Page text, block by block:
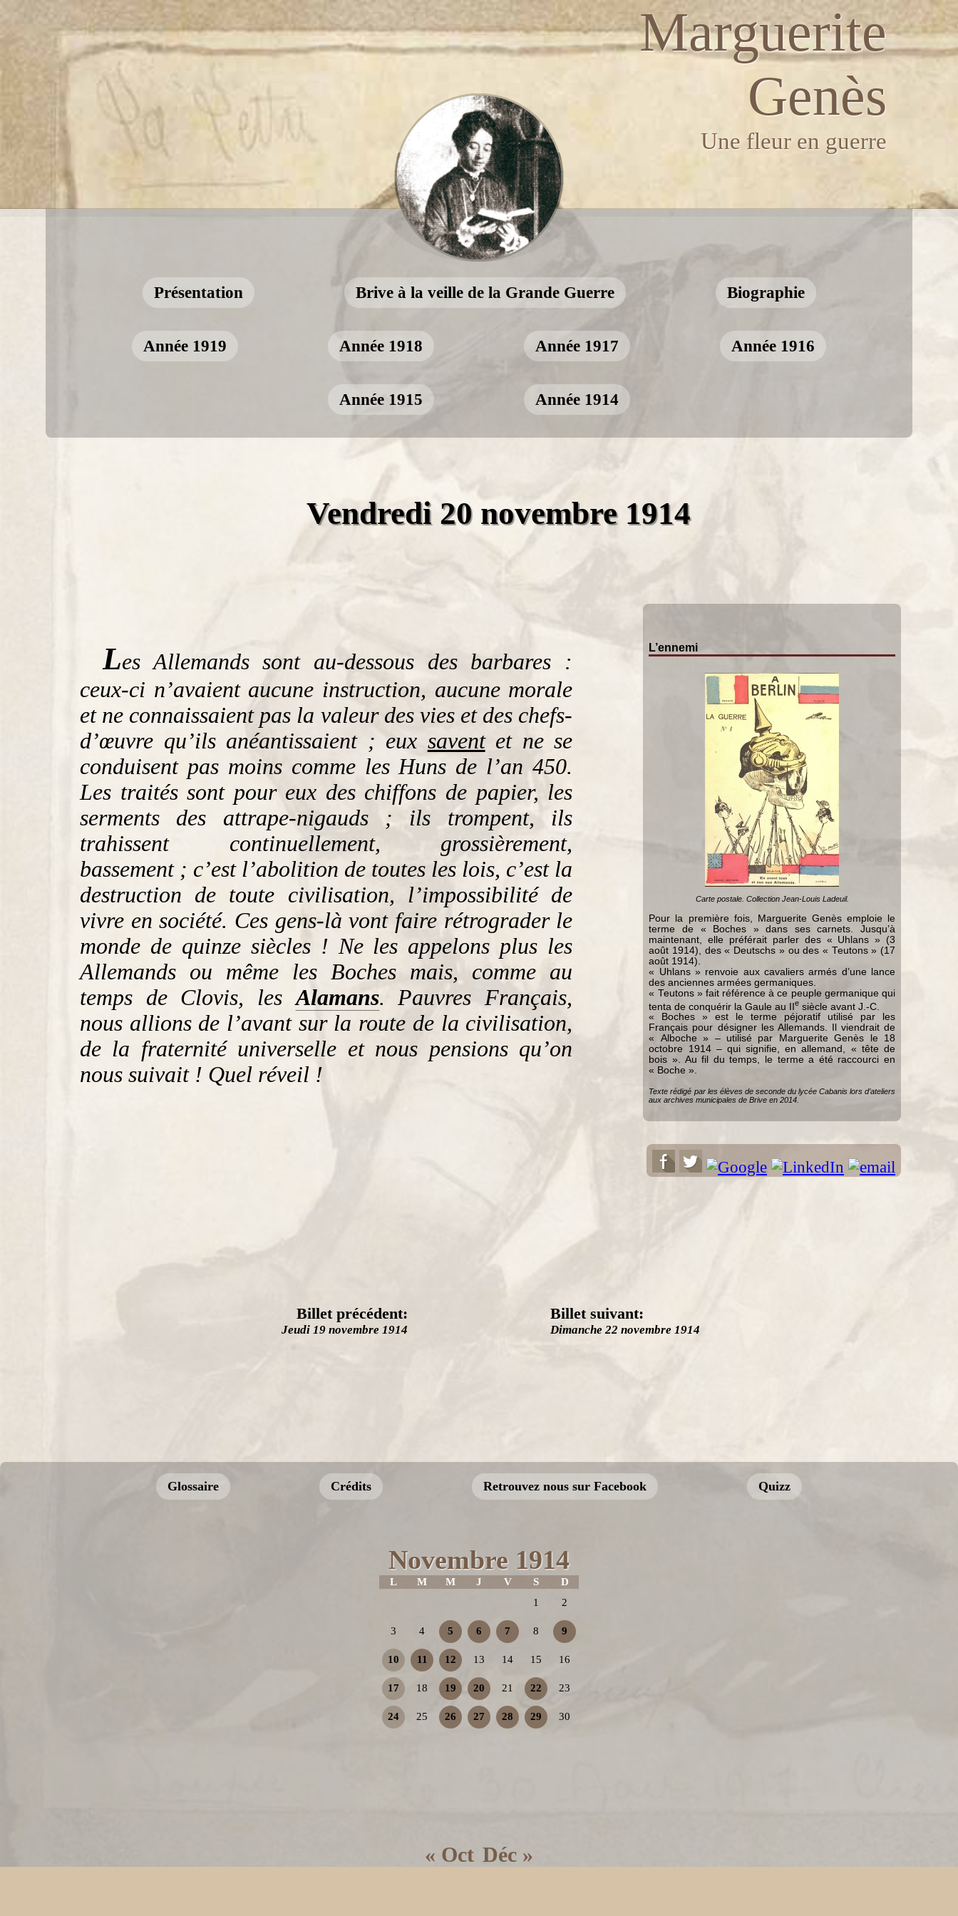
Marguerite
Genès
Une fleur en guerre
Présentation Brive à la veille de la Grande Guerre Biographie
Année 1919 Année 1918 Année 1917 Année 1916
Année 1915 Année 1914
Vendredi 20 novembre 1914
Les Allemands sont au-dessous des barbares :
ceux-ci n’avaient aucune instruction, aucune morale
et ne connaissaient pas la valeur des vies et des chefs-
d’œuvre qu’ils anéantissaient ; eux saventet ne se
conduisent pas moins comme les Huns de l’an 450.
Les traités sont pour eux des chiffons de papier, les
serments des attrape-nigauds ; ils trompent, ils
trahissent continuellement, grossièrement,
bassement ; c’est l’abolition de toutes les lois, c’est la
destruction de toute civilisation, l’impossibilité de
vivre en société. Ces gens-là vont faire rétrograder le
monde de quinze siècles ! Ne les appelons plus les
Allemands ou même les Boches mais, comme au
temps de Clovis, lesAlamans. Pauvres Français,
nous allions de l’avant sur la route de la civilisation,
de la fraternité universelle et nous pensions qu’on
nous suivait ! Quel réveil !
L’ennemi
Carte postale. Collection Jean-Louis Ladeuil.
Pour la première fois, Marguerite Genès emploie le
terme de « Boches » dans ses carnets. Jusqu’à
maintenant, elle préférait parler des « Uhlans » (3
août 1914), des « Deutschs » ou des « Teutons » (17
août 1914).
« Uhlans » renvoie aux cavaliers armés d’une lance
des anciennes armées germaniques.
« Teutons » fait référence à ce peuple germanique qui
tenta de conquérir la Gaule au IIe siècle avant J.-C.
« Boches » est le terme péjoratif utilisé par les
Français pour désigner les Allemands. Il viendrait de
« Alboche » – utilisé par Marguerite Genès le 18
octobre 1914 – qui signifie, en allemand, « tête de
bois ». Au fil du temps, le terme a été raccourci en
« Boche ».
Texte rédigé par les élèves de seconde du lycée Cabanis lors d’ateliers
aux archives municipales de Brive en 2014.
Billet précédent:
Jeudi 19 novembre 1914
Billet suivant:
Dimanche 22 novembre 1914
Glossaire Crédits Retrouvez nous sur Facebook Quizz
Novembre 1914
L M M J V S
D
1
2
3 4 5 6 7 8 9
10 11 12 13 14 15 16
17 18 19 20 21 22 23
24 25 26 27 28 29 30
« Oct Déc »